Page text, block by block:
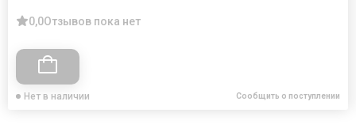
0,0Отзывов пока нет
Нет в наличии Сообщить о поступлении